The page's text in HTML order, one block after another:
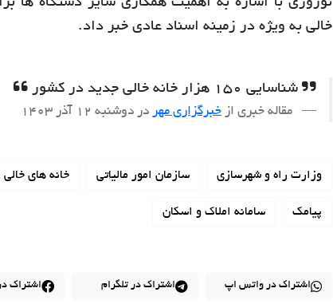
نوروزی با اشاره به اهمیت همکاری سایر دستگاه ها
خالی به ویژه در زمینه اسناد عادی خبر داد.
شناسایی 150 هزار خانه خالی جدید در کشور
مقاله خبری از خبرگزاری مهر در دوشنبه 12 آذر 1403
وزارت راه و شهرسازی سازمان امور مالیاتی خانه های خالی
پیامک سامانه املاک و اسکان
اشتراک در واتس اپ اشتراک در تلگرام اشتراک